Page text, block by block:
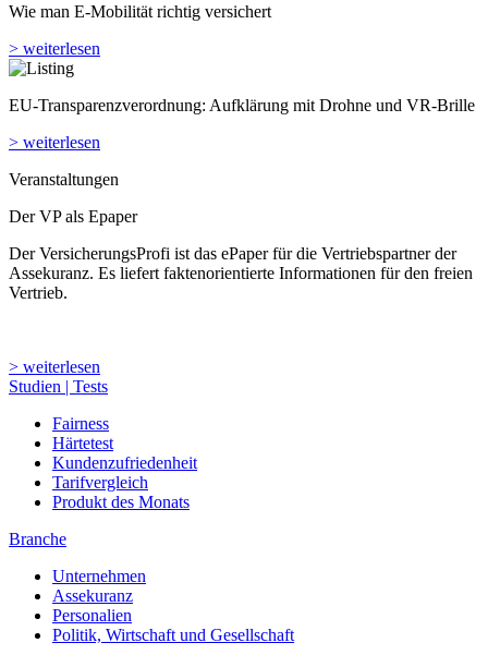
Wie man E-Mobilität richtig versichert
> weiterlesen
EU-Transparenzverordnung: Aufklärung mit Drohne und VR-Brille
> weiterlesen
Veranstaltungen
Der VP als Epaper
Der VersicherungsProfi ist das ePaper für die Vertriebspartner der
Assekuranz. Es liefert faktenorientierte Informationen für den freien
Vertrieb.
> weiterlesen
Studien | Tests
Fairness
Härtetest
Kundenzufriedenheit
Tarifvergleich
Produkt des Monats
Branche
Unternehmen
Assekuranz
Personalien
Politik, Wirtschaft und Gesellschaft